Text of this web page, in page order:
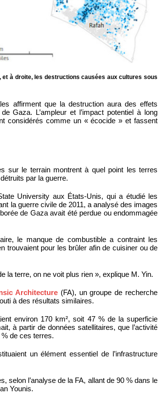
à droite, les destructions causées aux cultures sous
affirment que la destruction aura des effets
Gaza. L’ampleur et l’impact potentiel à long
considérés comme un « écocide » et fassent
sur le terrain montrent à quel point les terres
par la guerre.
University aux États-Unis, qui a étudié les
la guerre civile de 2011, a analysé des images
de Gaza avait été perdue ou endommagée
le manque de combustible a contraint les
trouvaient pour les brûler afin de cuisiner ou de
la terre, on ne voit plus rien », explique M. Yin.
Architecture(FA), un groupe de recherche
à des résultats similaires.
environ 170 km², soit 47 % de la superficie
à partir de données satellitaires, que l’activité
de ces terres.
un élément essentiel de l’infrastructure
selon l’analyse de la FA, allant de 90 % dans le
Younis.